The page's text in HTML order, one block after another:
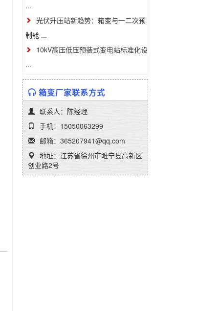
...
光伏升压站新趋势：箱变与一二次预
制舱 ...
10kV高压低压预装式变电站标准化设
...
箱变厂家联系方式
联系人：陈经理
手机：15050063299
邮箱：365207941@qq.com
地址：江苏省徐州市睢宁县高新区
创业路2号